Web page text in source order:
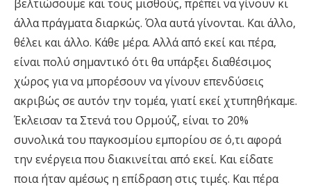
βελτιώσουμε και τους μισθούς, πρέπει να γίνουν κι
άλλα πράγματα διαρκώς. Όλα αυτά γίνονται. Και άλλο,
θέλει και άλλο. Κάθε μέρα. Αλλά από εκεί και πέρα,
είναι πολύ σημαντικό ότι θα υπάρξει διαθέσιμος
χώρος για να μπορέσουν να γίνουν επενδύσεις
ακριβώς σε αυτόν την τομέα, γιατί εκεί χτυπηθήκαμε.
Έκλεισαν τα Στενά του Ορμούζ, είναι το 20%
συνολικά του παγκοσμίου εμπορίου σε ό,τι αφορά
την ενέργεια που διακινείται από εκεί. Και είδατε
ποια ήταν αμέσως η επίδραση στις τιμές. Και πέρα